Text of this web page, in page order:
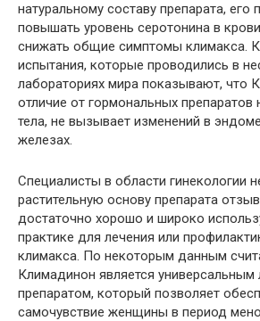
натуральному составу препарата, его
повышать уровень серотонина в
снижать общие симптомы климакса.
испытания, которые проводились в
лабораториях мира показывают, что
отличие от гормональных препаратов
тела, не вызывает изменений в
железах.
Специалисты в области гинекологии
растительную основу препарата
достаточно хорошо и широко
практике для лечения или
климакса. По некоторым данным
Климадинон является универсальным
препаратом, который позволяет
самочувствие женщины в период